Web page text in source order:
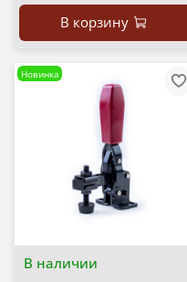
В корзину
В наличии
Новинка